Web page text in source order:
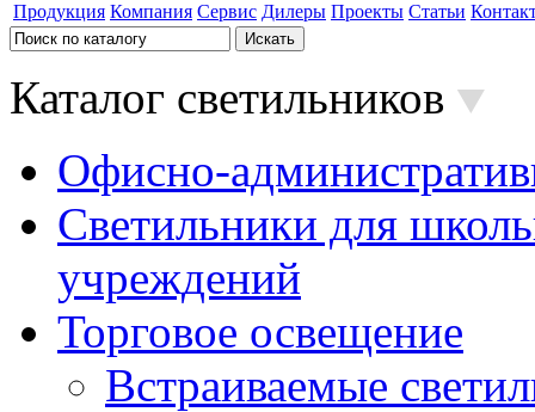
Продукция Компания Сервис Дилеры Проекты Статьи
Каталог светильников
Офисно-
Светильники для
учреждений
Торговое освещение
Встраиваемые